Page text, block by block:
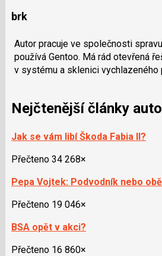
brk
Autor pracuje ve společnosti
používá Gentoo. Má rád otevřená
v systému a sklenici vychlazeného
Nejčtenější články
Jak se vám libí Škoda Fabia II?
Přečteno 34 268×
Pepa Vojtek: Podvodník nebo
Přečteno 19 046×
BSA opět v akci?
Přečteno 16 860×